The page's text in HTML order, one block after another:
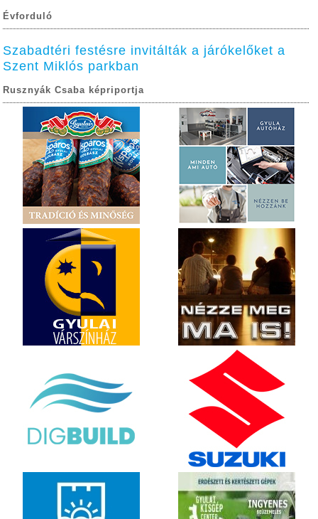
Évforduló
Szabadtéri festésre invitálták a járókelőket a
Szent Miklós parkban
Rusznyák Csaba képriportja